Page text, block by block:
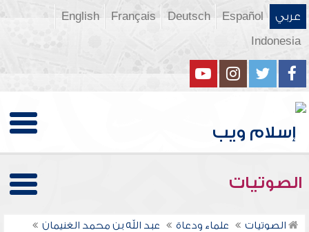
عربي Español
Deutsch
Français
English
Indonesia
الصوتيات
الصوتيات علماء ودعاة
عبد الله بن محمد الغنيمان